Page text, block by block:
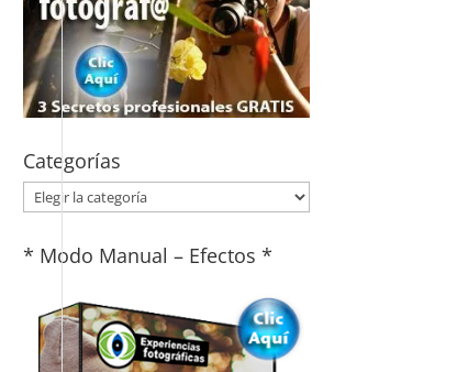
Categorías
Categorías
* Modo Manual – Efectos *